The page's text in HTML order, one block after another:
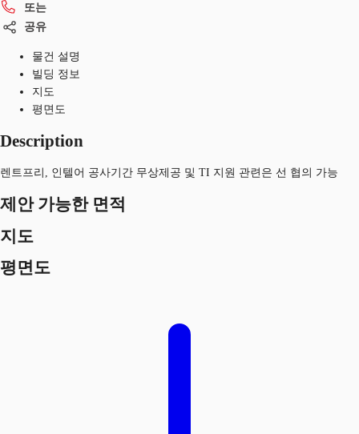
또는
공유
물건 설명
빌딩 정보
지도
평면도
Description
렌트프리, 인텔어 공사기간 무상제공 및 TI 지원 관련은 선 협의 가능
제안 가능한 면적
지도
평면도